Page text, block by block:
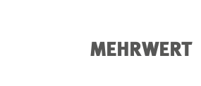
MEHRWERT